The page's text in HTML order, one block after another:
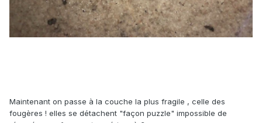
Maintenant on passe à la couche la plus fragile , celle des
fougères ! elles se détachent "façon puzzle" impossible de